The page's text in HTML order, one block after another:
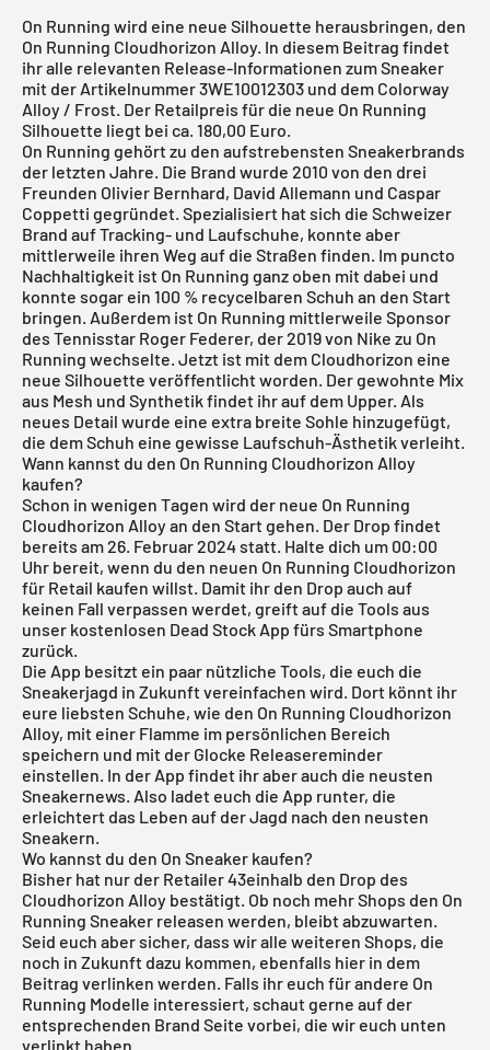
On Running wird eine neue Silhouette herausbringen, den
On Running Cloudhorizon Alloy. In diesem Beitrag findet
ihr alle relevanten Release-Informationen zum Sneaker
mit der Artikelnummer 3WE10012303 und dem Colorway
Alloy / Frost. Der Retailpreis für die neue On Running
Silhouette liegt bei ca. 180,00 Euro.
On Running gehört zu den aufstrebensten Sneakerbrands
der letzten Jahre. Die Brand wurde 2010 von den drei
Freunden Olivier Bernhard, David Allemann und Caspar
Coppetti gegründet. Spezialisiert hat sich die Schweizer
Brand auf Tracking- und Laufschuhe, konnte aber
mittlerweile ihren Weg auf die Straßen finden. Im puncto
Nachhaltigkeit ist On Running ganz oben mit dabei und
konnte sogar ein 100 % recycelbaren Schuh an den Start
bringen. Außerdem ist On Running mittlerweile Sponsor
des Tennisstar Roger Federer, der 2019 von Nike zu On
Running wechselte. Jetzt ist mit dem Cloudhorizon eine
neue Silhouette veröffentlicht worden. Der gewohnte Mix
aus Mesh und Synthetik findet ihr auf dem Upper. Als
neues Detail wurde eine extra breite Sohle hinzugefügt,
die dem Schuh eine gewisse Laufschuh-Ästhetik verleiht.
Wann kannst du den On Running Cloudhorizon Alloy
kaufen?
Schon in wenigen Tagen wird der neue On Running
Cloudhorizon Alloy an den Start gehen. Der Drop findet
bereits am 26. Februar 2024 statt. Halte dich um 00:00
Uhr bereit, wenn du den neuen On Running Cloudhorizon
für Retail kaufen willst. Damit ihr den Drop auch auf
keinen Fall verpassen werdet, greift auf die Tools aus
unser kostenlosen Dead Stock App fürs Smartphone
zurück.
Die App besitzt ein paar nützliche Tools, die euch die
Sneakerjagd in Zukunft vereinfachen wird. Dort könnt ihr
eure liebsten Schuhe, wie den On Running Cloudhorizon
Alloy, mit einer Flamme im persönlichen Bereich
speichern und mit der Glocke Releasereminder
einstellen. In der App findet ihr aber auch die neusten
Sneakernews. Also ladet euch die App runter, die
erleichtert das Leben auf der Jagd nach den neusten
Sneakern.
Wo kannst du den On Sneaker kaufen?
Bisher hat nur der Retailer 43einhalb den Drop des
Cloudhorizon Alloy bestätigt. Ob noch mehr Shops den On
Running Sneaker releasen werden, bleibt abzuwarten.
Seid euch aber sicher, dass wir alle weiteren Shops, die
noch in Zukunft dazu kommen, ebenfalls hier in dem
Beitrag verlinken werden. Falls ihr euch für andere On
Running Modelle interessiert, schaut gerne auf der
entsprechenden Brand Seite vorbei, die wir euch unten
verlinkt haben.